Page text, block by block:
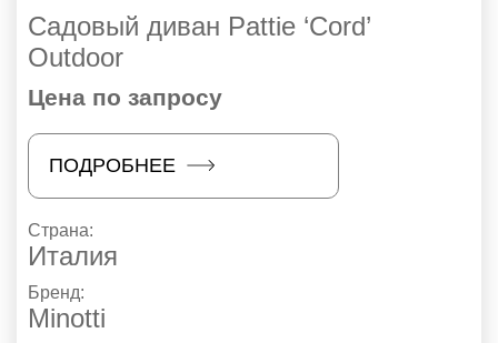
Садовый диван Pattie ‘Cord’
Outdoor
Цена по запросу
ПОДРОБНЕЕ
Страна:
Италия
Бренд:
Minotti